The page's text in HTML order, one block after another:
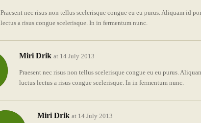
Praesent nec risus non tellus scelerisque congue eu eu purus. Aliquam id
lectus a risus congue scelerisque. In in fermentum nunc.
Miri Drik at 14 July 2013
Praesent nec risus non tellus scelerisque congue eu eu purus.
luctus lectus a risus congue scelerisque. In in fermentum nunc.
Miri Drik at 14 July 2013